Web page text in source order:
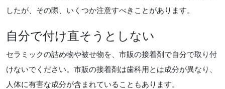
したが、その際、いくつか注意すべきことがあります。
自分で付け直そうとしない
セラミックの詰め物や被せ物を、市販の接着剤で自分で取り付
けないでください。市販の接着剤は歯科用とは成分が異なり、
人体に有害な成分が含まれていることもあります。